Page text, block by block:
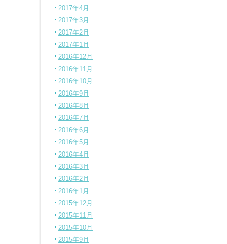
2017年4月
2017年3月
2017年2月
2017年1月
2016年12月
2016年11月
2016年10月
2016年9月
2016年8月
2016年7月
2016年6月
2016年5月
2016年4月
2016年3月
2016年2月
2016年1月
2015年12月
2015年11月
2015年10月
2015年9月